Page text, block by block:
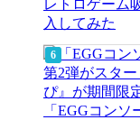
レトロゲーム
入してみた
「EGGコン